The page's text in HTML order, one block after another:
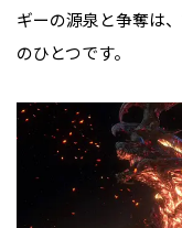
ギーの源泉と争奪は
のひとつです。